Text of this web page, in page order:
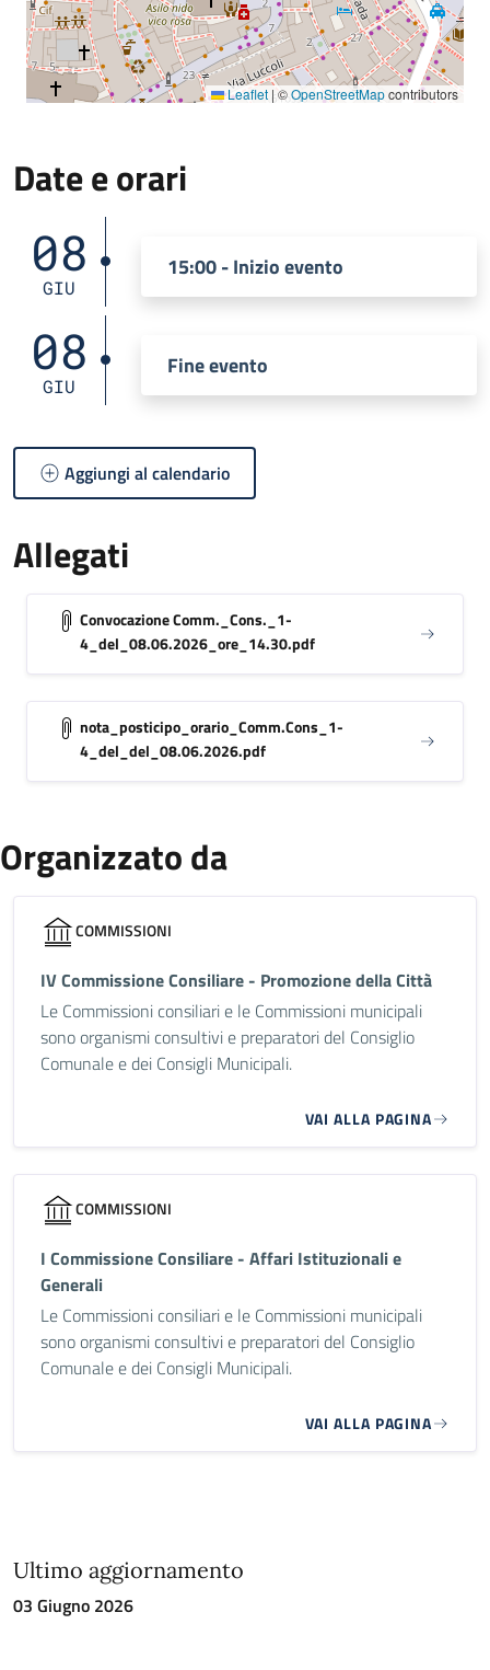
Leaflet |©OpenStreetMapcontributors
Date e orari
08
GIU
15:00 - Inizio evento
08
GIU
Fine evento
Aggiungi al calendario
Allegati
Convocazione Comm._Cons._1-
4_del_08.06.2026_ore_14.30.pdf
nota_posticipo_orario_Comm.Cons_1-
4_del_del_08.06.2026.pdf
Organizzato da
COMMISSIONI
IV Commissione Consiliare - Promozione della Città
Le Commissioni consiliari e le Commissioni municipali
sono organismi consultivi e preparatori del Consiglio
Comunale e dei Consigli Municipali.
VAI ALLA PAGINA
COMMISSIONI
I Commissione Consiliare - Affari Istituzionali e
Generali
Le Commissioni consiliari e le Commissioni municipali
sono organismi consultivi e preparatori del Consiglio
Comunale e dei Consigli Municipali.
VAI ALLA PAGINA
Ultimo aggiornamento
03 Giugno 2026